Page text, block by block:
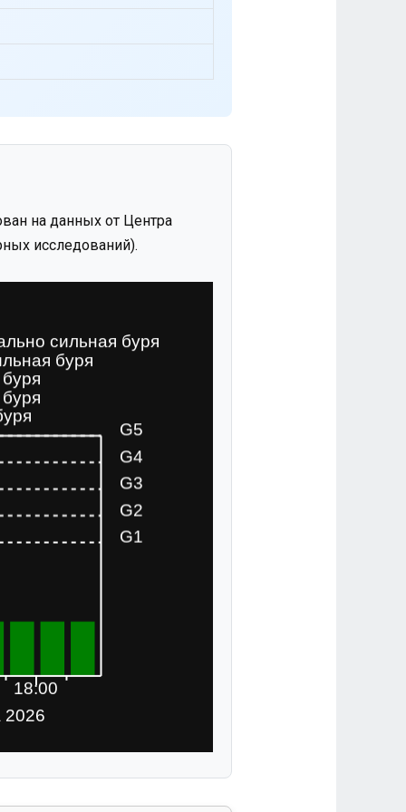
на данных от Центра
исследований).